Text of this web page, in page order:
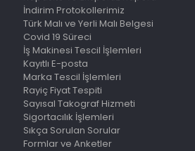
İndirim Protokollerimiz
Türk Malı ve Yerli Malı Belgesi
Covid 19 Süreci
İş Makinesi Tescil İşlemleri
Kayıtlı E-posta
Marka Tescil İşlemleri
Rayiç Fiyat Tespiti
Sayısal Takograf Hizmeti
Sigortacılık İşlemleri
Sıkça Sorulan Sorular
Formlar ve Anketler